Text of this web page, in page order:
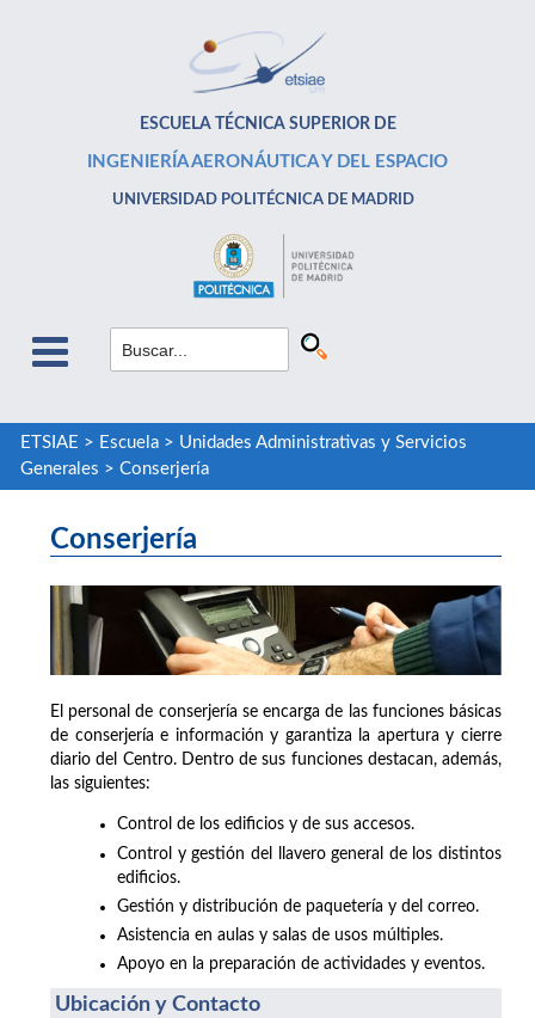
ESCUELA TÉCNICA SUPERIOR DE
INGENIERÍA AERONÁUTICA Y DEL ESPACIO
UNIVERSIDAD POLITÉCNICA DE MADRID
ETSIAE > Escuela> Unidades Administrativas y Servicios
Generales > Conserjería
Conserjería
El personal de conserjería se encarga de las funciones básicas
de conserjería e información y garantiza la apertura y cierre
diario del Centro. Dentro de sus funciones destacan, además,
las siguientes:
Control de los edificios y de sus accesos.
Control y gestión del llavero general de los distintos
edificios.
Gestión y distribución de paquetería y del correo.
Asistencia en aulas y salas de usos múltiples.
Apoyo en la preparación de actividades y eventos.
Ubicación y Contacto